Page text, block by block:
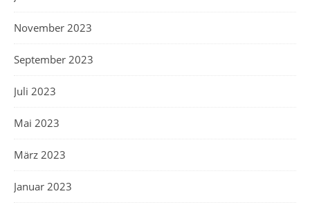
November 2023
September 2023
Juli 2023
Mai 2023
März 2023
Januar 2023